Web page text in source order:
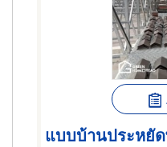
แบบบ้านประหยั